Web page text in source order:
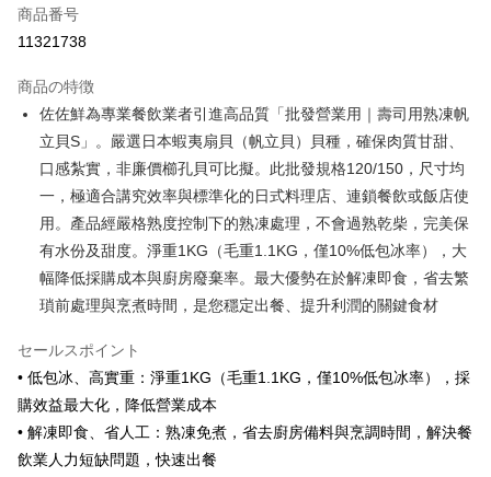
クレジットカード分割払い
合作金庫商業銀行
華南商業銀行
彰化商業銀行
上海商業儲蓄銀行
台北富邦商業銀行
国泰世華商業銀行
兆豐國際商業銀行
台湾中小企業銀行
台中商業銀行
聯邦商業銀行
遠東国際商業銀行
元大商業銀行
永豐商業銀行
玉山商業銀行
星展(台湾)商業銀行
台新國際商業銀行
中国信託商業銀行
6回払い、金利0、毎回
華南商業銀行
彰化商業銀行
上海商業儲蓄銀行
台北富邦商業銀行
国泰世華商業銀行
兆豐國際商業銀行
台湾中小企業銀行
台中商業銀行
HSBC(台湾)商業銀行
華泰商業銀行
元大商業銀行
永豐商業銀行
玉山商業銀行
星展(台湾)商業銀行
台湾楽天クレジットカード会社
LINE Pay
Apple Pay
JKOPAY
Easy Wallet
Google Pay
代金引換
配送方法
冷凍7-11取貨(快速到店，到貨後4天內需取貨)
商品番号
11321738
商品の特徴
佐佐鮮為專業餐飲業者引進高品質「批發營業用｜壽司用熟凍帆
立貝S」。嚴選日本蝦夷扇貝（帆立貝）貝種，確保肉質甘甜、
口感紮實，非廉價櫛孔貝可比擬。此批發規格120/150，尺寸均
一，極適合講究效率與標準化的日式料理店、連鎖餐飲或飯店使
用。產品經嚴格熟度控制下的熟凍處理，不會過熟乾柴，完美保
有水份及甜度。淨重1KG（毛重1.1KG，僅10%低包冰率），大
幅降低採購成本與廚房廢棄率。最大優勢在於解凍即食，省去繁
瑣前處理與烹煮時間，是您穩定出餐、提升利潤的關鍵食材
セールスポイント
• 低包冰、高實重：淨重1KG（毛重1.1KG，僅10%低包冰率），採
購效益最大化，降低營業成本
• 解凍即食、省人工：熟凍免煮，省去廚房備料與烹調時間，解決餐
飲業人力短缺問題，快速出餐